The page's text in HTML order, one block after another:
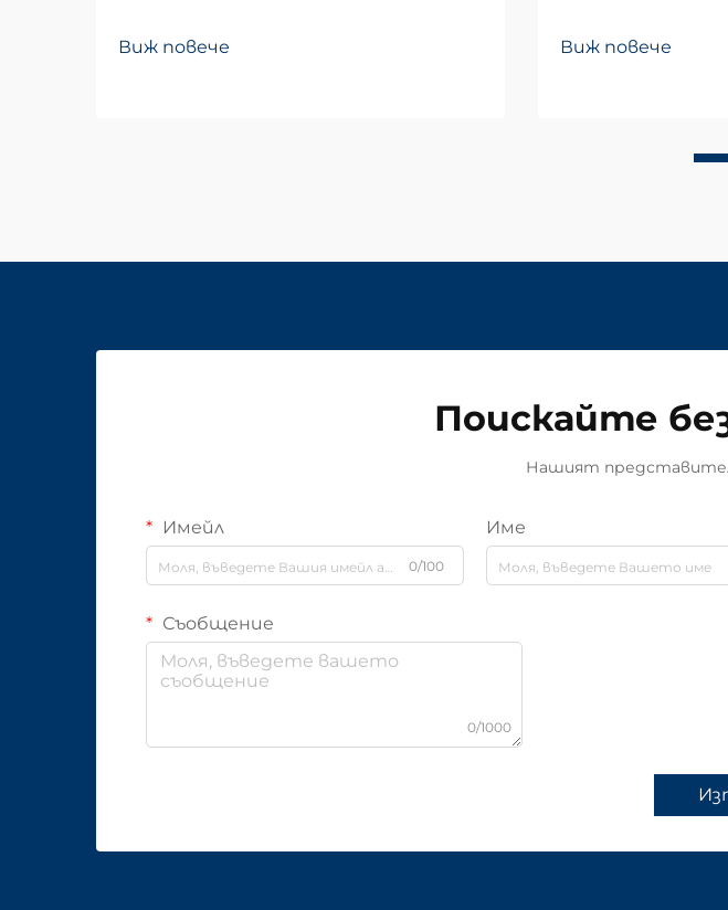
Виж повече Виж повече
Поискайте
Нашият
Имейл
0/100
Име
Съобщение
0/1000